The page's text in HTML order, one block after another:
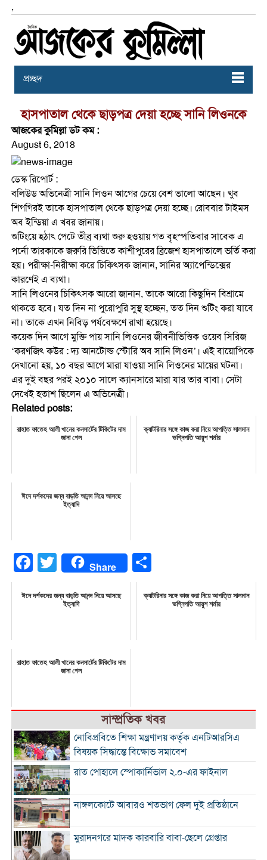
,
প্রচ্ছদ
হাসপাতাল থেকে ছাড়পত্র দেয়া হচ্ছে সানি লিওনকে
আজকের কুমিল্লা ডট কম :
August 6, 2018
ডেস্ক রিপোর্ট :
বলিউড অভিনেত্রী সানি লিওন আগের চেয়ে বেশ ভালো আছেন। খুব
শিগগিরই তাকে হাসপাতাল থেকে ছাড়পত্র দেয়া হচ্ছে। রোববার টাইমস
অব ইন্ডিয়া এ খবর জানায়।
শুটিংয়ে হঠাৎ পেটে তীব্র ব্যথা শুরু হওয়ায় গত বৃহস্পতিবার সাবেক এ
পর্নো তারকাকে জরুরি ভিত্তিতে কাশীপুরের ব্রিজেশ হাসপাতালে ভর্তি করা
হয়। পরীক্ষা-নিরীক্ষা করে চিকিৎসক জানান, সানির অ্যাপেন্ডিক্সের
কারণেই এ ব্যথা।
সানি লিওনের চিকিৎসক আরো জানান, তাকে আরো কিছুদিন বিশ্রামে
থাকতে হবে। যত দিন না পুরোপুরি সুস্থ হচ্ছেন, তত দিন শুটিং করা যাবে
না। তাকে এখন নিবিড় পর্যবেক্ষণে রাখা হয়েছে।
কয়েক দিন আগে মুক্তি পায় সানি লিওনের জীবনীভিত্তিক ওয়েব সিরিজ
‘করণজিৎ কউর : দ্য আনটোল্ড স্টোরি অব সানি লিওন’। এই বায়োপিকে
দেখানো হয়, ১০ বছর আগে মারা যাওয়া সানি লিওনের মায়ের ঘটনা।
এর দুই বছর পরই ২০১০ সালে ক্যানসারে মারা যার তার বাবা। সেটা
দেখেই হতাশ ছিলেন এ অভিনেত্রী।
Related posts:
রাহাত ফাতেহ আলী খানের কনসার্টের টিকিটের দাম
জানা গেল
ক্যাটরিনার সঙ্গে কাজ করা নিয়ে আপত্তি সালমান
ভগ্নিপতি আয়ুশ শর্মার
ঈদে দর্শকদের জন্য বাড়তি আনন্দ নিয়ে আসছে
ইত্যাদি
Facebook
Twitter Share
ঈদে দর্শকদের জন্য বাড়তি আনন্দ নিয়ে আসছে
ইত্যাদি
ক্যাটরিনার সঙ্গে কাজ করা নিয়ে আপত্তি সালমান
ভগ্নিপতি আয়ুশ শর্মার
রাহাত ফাতেহ আলী খানের কনসার্টের টিকিটের দাম
জানা গেল
সাম্প্রতিক খবর
নোবিপ্রবিতে শিক্ষা মন্ত্রণালয় কর্তৃক এনটিআরসিএ
বিষয়ক সিদ্ধান্তে বিক্ষোভ সমাবেশ
রাত পোহালে স্পোকার্নিভাল ২.০-এর ফাইনাল
নাঙ্গলকোটে আবারও শতভাগ ফেল দুই প্রতিষ্ঠানে
মুরাদনগরে মাদক কারবারি বাবা-ছেলে গ্রেপ্তার